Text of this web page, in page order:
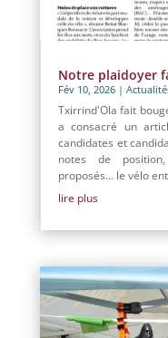
Notre plaidoyer
Fév 10, 2026|
Txirrind'Ola fait
a consacré un
candidates et
notes de
proposés… le vélo
lire plus